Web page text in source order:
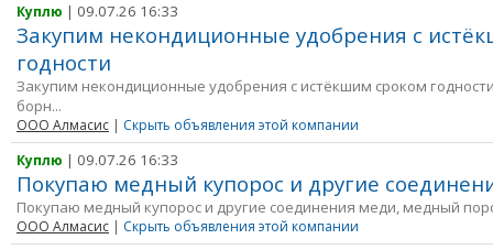
Куплю | 09.07.26 16:33
Закупим некондиционные удобрения с
годности
Закупим некондиционные удобрения с истёкшим сроком
борн...
ООО Алмасис | Скрыть объявления этой компании
Куплю | 09.07.26 16:33
Покупаю медный купорос и другие
Покупаю медный купорос и другие соединения меди, медный
ООО Алмасис | Скрыть объявления этой компании